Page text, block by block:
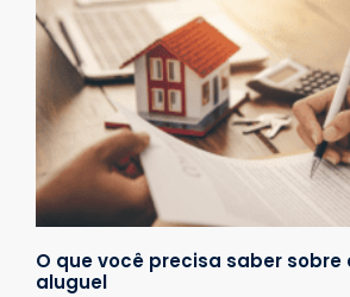
O que você precisa saber
aluguel